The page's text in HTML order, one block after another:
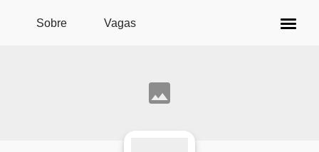
Pular para o conteúdo principal
Sobre Vagas